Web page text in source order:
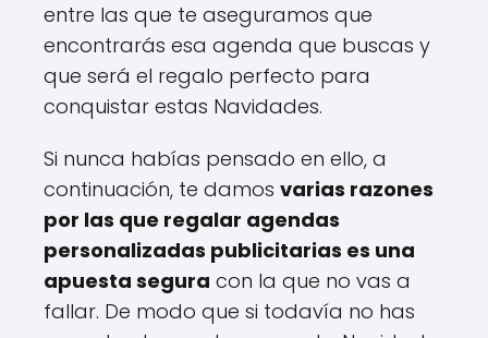
entre las que te aseguramos que
encontrarás esa agenda que buscas y
que será el regalo perfecto para
conquistar estas Navidades.
Si nunca habías pensado en ello, a
continuación, te damos varias razones
por las que regalar agendas
personalizadas publicitarias es una
apuesta segura con la que no vas a
fallar. De modo que si todavía no has